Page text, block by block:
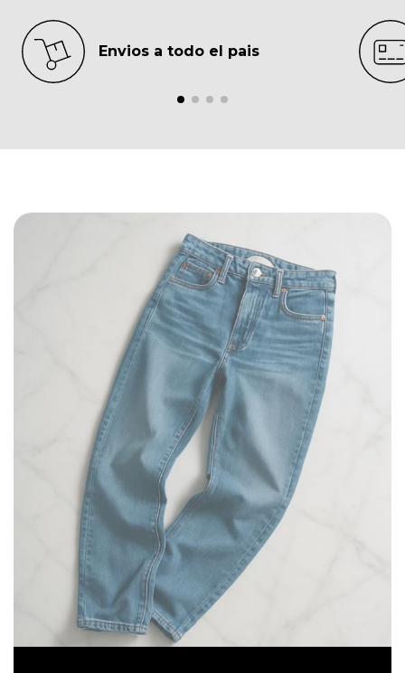
Envios a todo el pais